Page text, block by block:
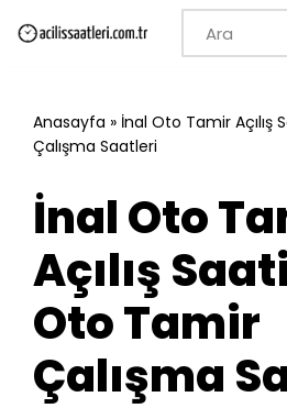
Anasayfa » İnal Oto Tamir
Çalışma Saatleri
İnal Oto
Açılış
Oto Tamir
Çalışma